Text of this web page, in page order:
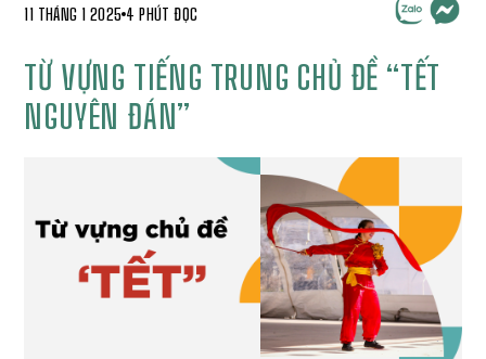
11 THÁNG 1 2025 4 PHÚT ĐỌC
TỪ VỰNG TIẾNG TRUNG CHỦ ĐỀ “TẾT
NGUYÊN ĐÁN”